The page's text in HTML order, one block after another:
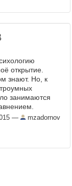
открытие.
знают. Но, к
занимаются
способен
— mzadornov